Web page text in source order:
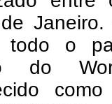
Janeiro.
todo o
do